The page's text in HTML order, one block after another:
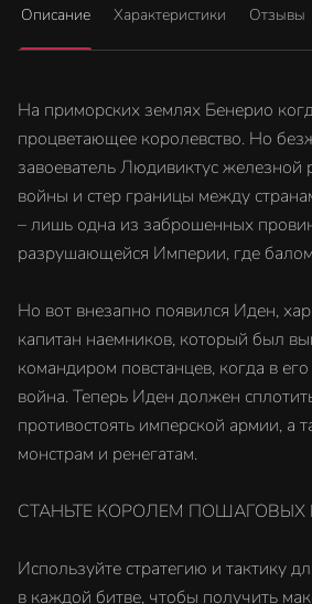
Описание Характеристики Отзывы
На приморских землях Бенерио
процветающее королевство. Но
завоеватель Людивиктус
войны и стер границы между
– лишь одна из заброшенных
разрушающейся Империи, где
Но вот внезапно появился Иден,
капитан наемников, который был
командиром повстанцев, когда в
война. Теперь Иден должен
противостоять имперской армии, а
монстрам и ренегатам.
СТАНЬТЕ КОРОЛЕМ ПОШАГОВЫХ
Используйте стратегию и тактику
в каждой битве, чтобы получить